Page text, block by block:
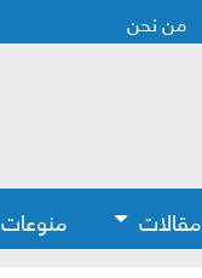
من نحن
مقالات منوعات